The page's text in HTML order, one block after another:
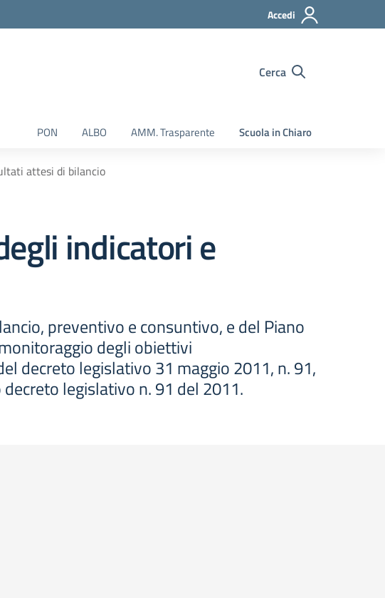
Accedi
Cerca
PON ALBO AMM. Trasparente Scuola in Chiaro
attesi di bilancio
indicatori e
preventivo e consuntivo, e del Piano
degli obiettivi
decreto legislativo 31 maggio 2011, n. 91,
legislativo n. 91 del 2011.